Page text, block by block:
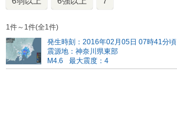
1件～1件(全1件)
発生時刻：2016年02月05日 07時41分頃
震源地：神奈川県東部
M4.6
最大震度：4